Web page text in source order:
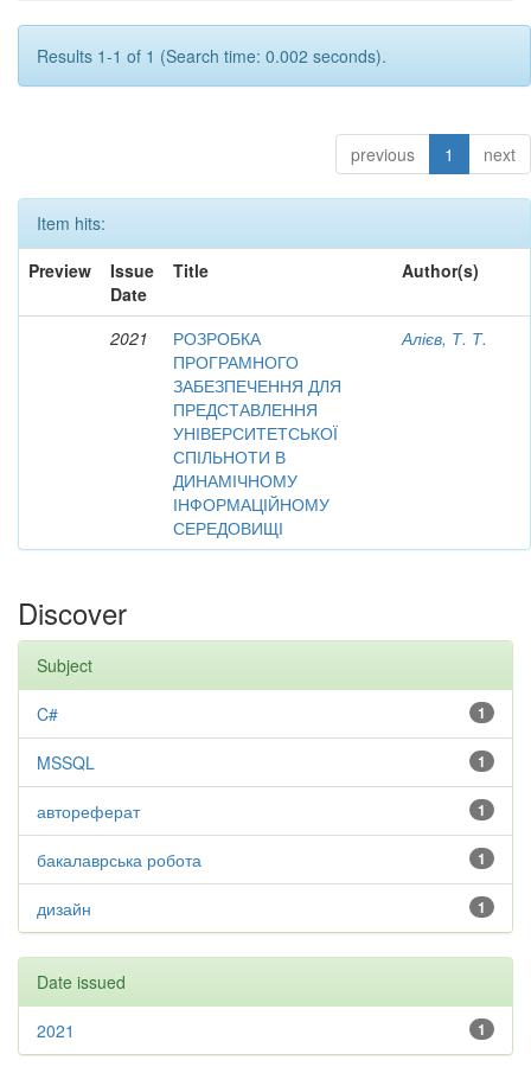
Results 1-1 of 1 (Search time: 0.002 seconds).
previous 1 next
Item hits:
Preview
Issue
Date
Title Author(s)
2021
РОЗРОБКА
ПРОГРАМНОГО
ЗАБЕЗПЕЧЕННЯ ДЛЯ
ПРЕДСТАВЛЕННЯ
УНІВЕРСИТЕТСЬКОЇ
СПІЛЬНОТИ В
ДИНАМІЧНОМУ
ІНФОРМАЦІЙНОМУ
СЕРЕДОВИЩІ
Алієв, Т. Т.
Discover
Subject
1
C#
1
MSSQL
1
автореферат
1
бакалаврська робота
1
дизайн
Date issued
1
2021